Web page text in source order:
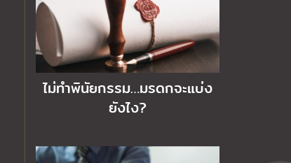
ไม่ทำพินัยกรรม…มรดกจะแบ่ง
ยังไง?